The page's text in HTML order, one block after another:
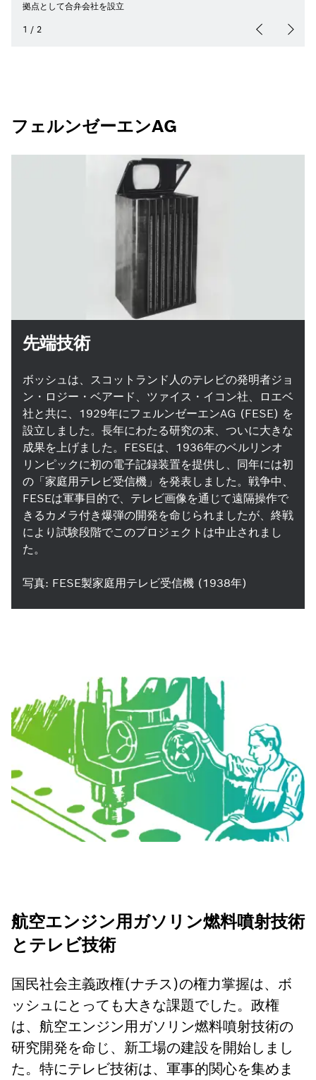
拠点として合弁会社を設立
1 / 2
フェルンゼーエンAG
先端技術
ボッシュは、スコットランド人のテレビの発明者ジョ
ン・ロジー・ベアード、ツァイス・イコン社、ロエベ
社と共に、1929年にフェルンゼーエンAG (FESE) を
設立しました。長年にわたる研究の末、ついに大きな
成果を上げました。FESEは、1936年のベルリンオ
リンピックに初の電子記録装置を提供し、同年には初
の「家庭用テレビ受信機」を発表しました。戦争中、
FESEは軍事目的で、テレビ画像を通じて遠隔操作で
きるカメラ付き爆弾の開発を命じられましたが、終戦
により試験段階でこのプロジェクトは中止されまし
た。
写真: FESE製家庭用テレビ受信機 (1938年)
航空エンジン用ガソリン燃料噴射技術
とテレビ技術
国民社会主義政権(ナチス)の権力掌握は、ボ
ッシュにとっても大きな課題でした。政権
は、航空エンジン用ガソリン燃料噴射技術の
研究開発を命じ、新工場の建設を開始しまし
た。特にテレビ技術は、軍事的関心を集めま